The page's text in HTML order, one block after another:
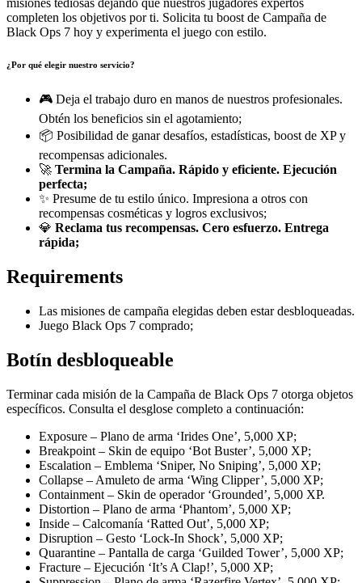
misiones tediosas dejando que nuestros jugadores expertos
completen los objetivos por ti. Solicita tu boost de Campaña de
Black Ops 7 hoy y experimenta el juego con estilo.
¿Por qué elegir nuestro servicio?
🎮 Deja el trabajo duro en manos de nuestros profesionales.
Obtén los beneficios sin el agotamiento;
📦 Posibilidad de ganar desafíos, estadísticas, boost de XP y
recompensas adicionales.
🚀 Termina la Campaña. Rápido y eficiente. Ejecución
perfecta;
✨ Presume de tu estilo único. Impresiona a otros con
recompensas cosméticas y logros exclusivos;
💎 Reclama tus recompensas. Cero esfuerzo. Entrega
rápida;
Requirements
Las misiones de campaña elegidas deben estar desbloqueadas.
Juego Black Ops 7 comprado;
Botín desbloqueable
Terminar cada misión de la Campaña de Black Ops 7 otorga objetos
específicos. Consulta el desglose completo a continuación:
Exposure – Plano de arma ‘Irides One’, 5,000 XP;
Breakpoint – Skin de equipo ‘Bot Buster’, 5,000 XP;
Escalation – Emblema ‘Sniper, No Sniping’, 5,000 XP;
Collapse – Amuleto de arma ‘Wing Clipper’, 5,000 XP;
Containment – Skin de operador ‘Grounded’, 5,000 XP.
Distortion – Plano de arma ‘Phantom’, 5,000 XP;
Inside – Calcomanía ‘Ratted Out’, 5,000 XP;
Disruption – Gesto ‘Lock-In Shock’, 5,000 XP;
Quarantine – Pantalla de carga ‘Guilded Tower’, 5,000 XP;
Fracture – Ejecución ‘It’s A Clap!’, 5,000 XP;